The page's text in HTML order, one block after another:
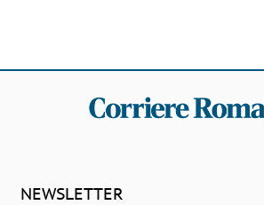
NEWSLETTER